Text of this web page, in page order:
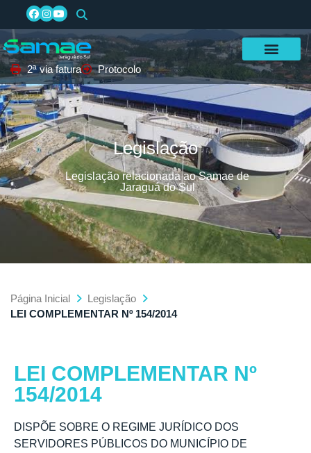
2ª via fatura Protocolo
Legislação
Legislação relacionada ao Samae de
Jaraguá do Sul
Página Inicial
Legislação
LEI COMPLEMENTAR Nº 154/2014
LEI COMPLEMENTAR Nº
154/2014
DISPÕE SOBRE O REGIME JURÍDICO DOS
SERVIDORES PÚBLICOS DO MUNICÍPIO DE